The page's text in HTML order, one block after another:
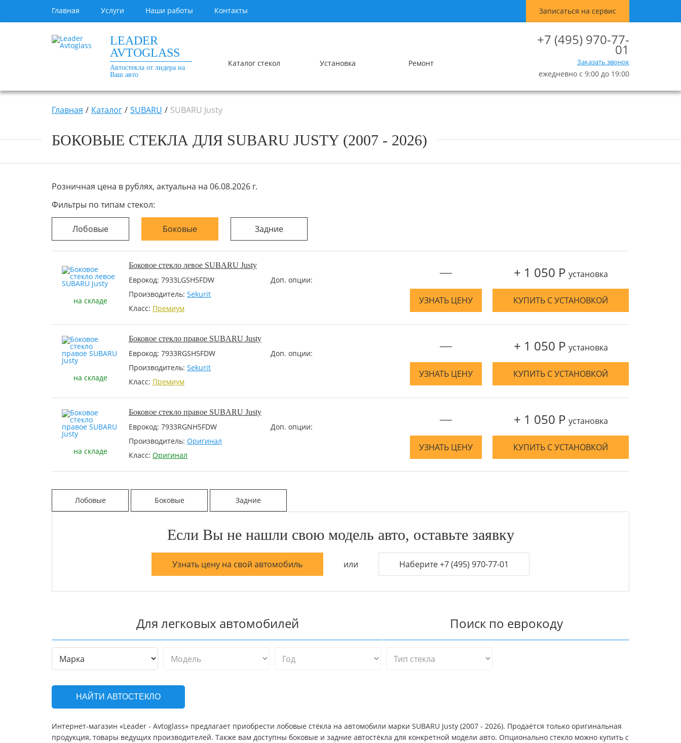
Главная Услуги Наши работы Контакты Записаться на сервис
LEADER
AVTOGLASS
Автостекла от лидера на
Ваш авто
Каталог стекол Установка Ремонт
+7 (495) 970-77-
01
Заказать звонок
ежедневно с 9:00 до 19:00
Главная Каталог SUBARU SUBARU Justy
БОКОВЫЕ СТЕКЛА ДЛЯ SUBARU JUSTY (2007 - 2026)
Розничная цена в рублях, актуальна на 06.08.2026 г.
Фильтры по типам стекол:
Лобовые Боковые Задние
на складе
Боковое стекло левое SUBARU Justy
Еврокод: 7933LGSH5FDW
Производитель: Sekurit
Класс: Премиум
Доп. опции:
—
УЗНАТЬ ЦЕНУ
+ 1 050 Р установка
КУПИТЬ С УСТАНОВКОЙ
на складе
Боковое стекло правое SUBARU Justy
Еврокод: 7933RGSH5FDW
Производитель: Sekurit
Класс: Премиум
Доп. опции:
—
УЗНАТЬ ЦЕНУ
+ 1 050 Р установка
КУПИТЬ С УСТАНОВКОЙ
на складе
Боковое стекло правое SUBARU Justy
Еврокод: 7933RGNH5FDW
Производитель: Оригинал
Класс: Оригинал
Доп. опции:
—
УЗНАТЬ ЦЕНУ
+ 1 050 Р установка
КУПИТЬ С УСТАНОВКОЙ
Лобовые Боковые Задние
Если Вы не нашли свою модель авто, оставьте заявку
Узнать цену на свой автомобиль или Наберите +7 (495) 970-77-01
Для легковых автомобилей Поиск по еврокоду
НАЙТИ АВТОСТЕКЛО
Интернет-магазин «Leader - Avtoglass» предлагает приобрести лобовые стёкла на автомобили марки SUBARU Justy (2007 - 2026). Продаётся только оригинальная
продукция, товары ведущих производителей. Также вам доступны боковые и задние автостёкла для конкретной модели авто. Опционально стекло можно купить с